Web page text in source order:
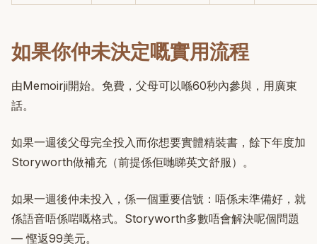
如果你仲未決定嘅實用流程
由Memoirji開始。免費，父母可以喺60秒內參與，用廣東
話。
如果一週後父母完全投入而你想要實體精裝書，餘下年度加
Storyworth做補充（前提係佢哋睇英文舒服）。
如果一週後仲未投入，係一個重要信號：唔係未準備好，就
係語音唔係啱嘅格式。Storyworth多數唔會解決呢個問題
— 慳返99美元。